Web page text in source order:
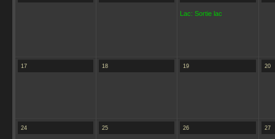
Lac: Sortie lac
17 18 19 20
24 25 26 27